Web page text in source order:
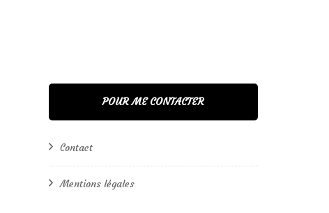
POUR ME CONTACTER
Contact
Mentions légales